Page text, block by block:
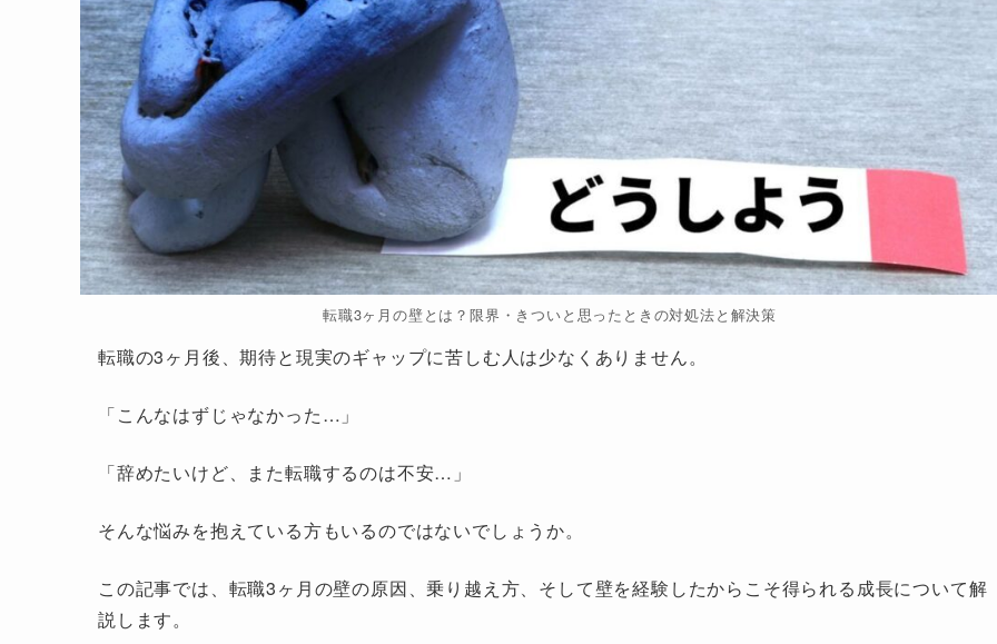
転職3ヶ月の壁とは？限界・きついと思ったときの対処法と解決策
転職の3ヶ月後、期待と現実のギャップに苦しむ人は少なくありません。
「こんなはずじゃなかった…」
「辞めたいけど、また転職するのは不安…」
そんな悩みを抱えている方もいるのではないでしょうか。
この記事では、転職3ヶ月の壁の原因、乗り越え方、そして壁を経験したからこそ得られる成長について解
説します。